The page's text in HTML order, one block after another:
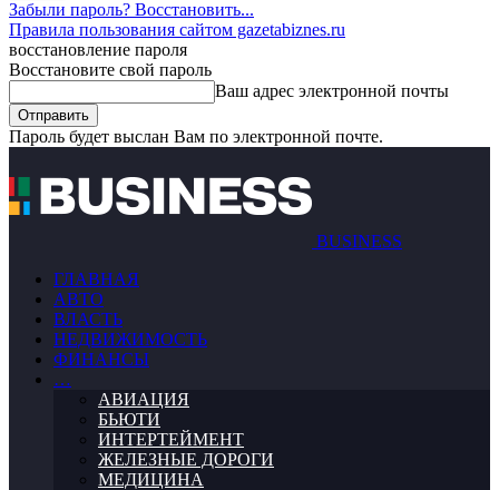
Забыли пароль? Восстановить...
Правила пользования сайтом gazetabiznes.ru
восстановление пароля
Восстановите свой пароль
Ваш адрес электронной почты
Пароль будет выслан Вам по электронной почте.
BUSINESS
ГЛАВНАЯ
АВТО
ВЛАСТЬ
НЕДВИЖИМОСТЬ
ФИНАНСЫ
…
АВИАЦИЯ
БЬЮТИ
ИНТЕРТЕЙМЕНТ
ЖЕЛЕЗНЫЕ ДОРОГИ
МЕДИЦИНА